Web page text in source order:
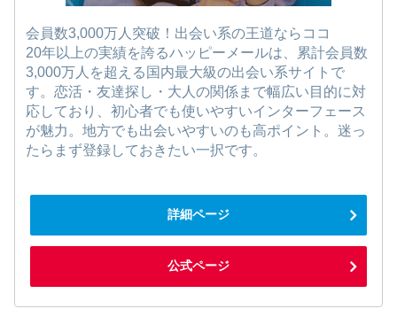
会員数3,000万人突破！出会い系の王道ならココ
20年以上の実績を誇るハッピーメールは、累計会員数
3,000万人を超える国内最大級の出会い系サイトで
す。恋活・友達探し・大人の関係まで幅広い目的に対
応しており、初心者でも使いやすいインターフェース
が魅力。地方でも出会いやすいのも高ポイント。迷っ
たらまず登録しておきたい一択です。
詳細ページ
公式ページ